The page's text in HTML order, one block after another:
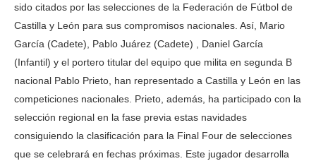
sido citados por las selecciones de la Federación de Fútbol de
Castilla y León para sus compromisos nacionales. Así, Mario
García (Cadete), Pablo Juárez (Cadete) , Daniel García
(Infantil) y el portero titular del equipo que milita en segunda B
nacional Pablo Prieto, han representado a Castilla y León en las
competiciones nacionales. Prieto, además, ha participado con la
selección regional en la fase previa estas navidades
consiguiendo la clasificación para la Final Four de selecciones
que se celebrará en fechas próximas. Este jugador desarrolla